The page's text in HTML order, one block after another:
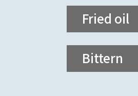
丹波黒大豆と
大豆の在来2種
農家さんの圃
掛け合った珍
になります。
Fried oil
Bittern